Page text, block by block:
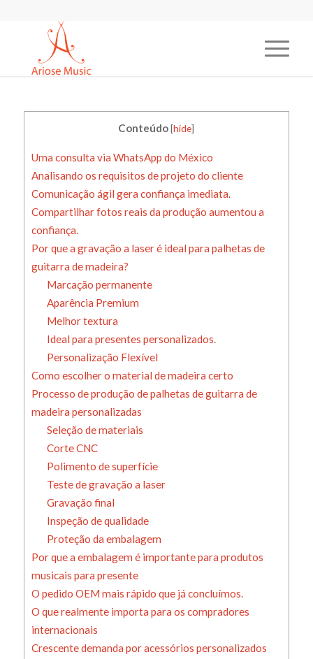
Conteúdo[hide]
Uma consulta via WhatsApp do México
Analisando os requisitos de projeto do cliente
Comunicação ágil gera confiança imediata.
Compartilhar fotos reais da produção aumentou a
confiança.
Por que a gravação a laser é ideal para palhetas de
guitarra de madeira?
Marcação permanente
Aparência Premium
Melhor textura
Ideal para presentes personalizados.
Personalização Flexível
Como escolher o material de madeira certo
Processo de produção de palhetas de guitarra de
madeira personalizadas
Seleção de materiais
Corte CNC
Polimento de superfície
Teste de gravação a laser
Gravação final
Inspeção de qualidade
Proteção da embalagem
Por que a embalagem é importante para produtos
musicais para presente
O pedido OEM mais rápido que já concluímos.
O que realmente importa para os compradores
internacionais
Crescente demanda por acessórios personalizados